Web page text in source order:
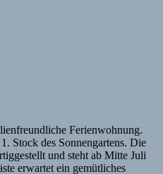
Ferienwohnung.
Stock des Sonnengartens. Die
und steht ab Mitte Juli
erwartet ein gemütliches